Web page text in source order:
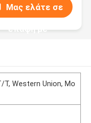
Μας ελάτε σε
επαφή με
T, Western Union, Mo